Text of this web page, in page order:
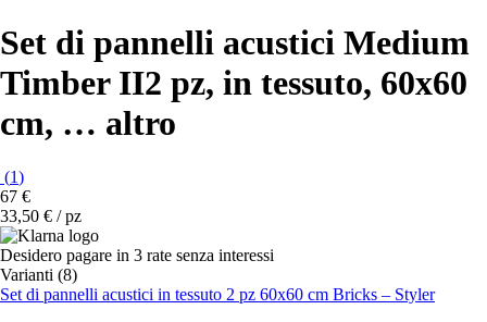
Set di pannelli acustici Medium
Timber II2 pz, in tessuto, 60x60
cm, … altro
(1)
67 €
33,50 € / pz
Desidero pagare in 3 rate senza interessi
Varianti (8)
Set di pannelli acustici in tessuto 2 pz 60x60 cm Bricks – Styler